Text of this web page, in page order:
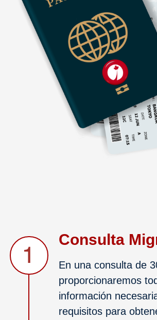
Consulta
En una consulta de
proporcionaremos
información
requisitos para